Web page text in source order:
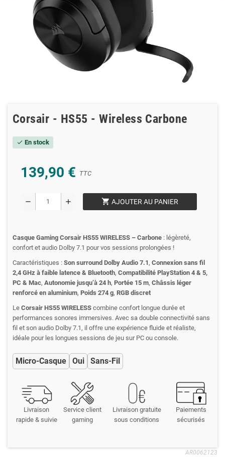
Corsair - HS55 - Wireless Carbone
check En stock
139,90 € TTC
remove add shopping_cart AJOUTER AU PANIER
Casque Gaming Corsair HS55 WIRELESS – Carbone : légèreté,
confort et audio Dolby 7.1 pour vos sessions prolongées !
Caractéristiques : Son surround Dolby Audio 7.1 , Connexion sans fil
2,4 GHz à faible latence & Bluetooth, Compatibilité PlayStation 4 & 5,
PC & Mac, Autonomie jusqu’à 24 h, Portée 15 m, Châssis léger
renforcé en aluminium, Poids 274 g, RGB discret
Le Corsair HS55 WIRELESS combine confort longue durée et
performances sonores immersives. Avec sa double connectivité sans
fil et son audio Dolby 7.1, il offre une expérience fluide et réaliste,
idéale pour les longues sessions de jeu sur PC ou console.
Micro-Casque Oui Sans-Fil
Livraison
rapide & suivie
Service client
gaming
Livraison gratuite
sous conditions
Paiements
sécurisés
AR0062123